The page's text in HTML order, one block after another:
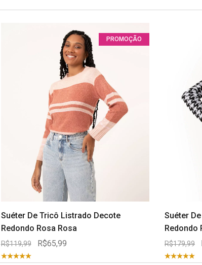
PROMOÇÃO
Suéter De Tricô Listrado Decote
Redondo Rosa Rosa
R$119,99 R$65,99
Suéter
Redondo
R$179,99